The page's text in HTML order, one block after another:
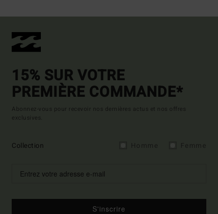
15% SUR VOTRE
PREMIÈRE COMMANDE*
Abonnez-vous pour recevoir nos dernières actus et nos offres
exclusives.
Collection
S'inscrire